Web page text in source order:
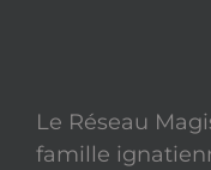
Le Réseau
famille